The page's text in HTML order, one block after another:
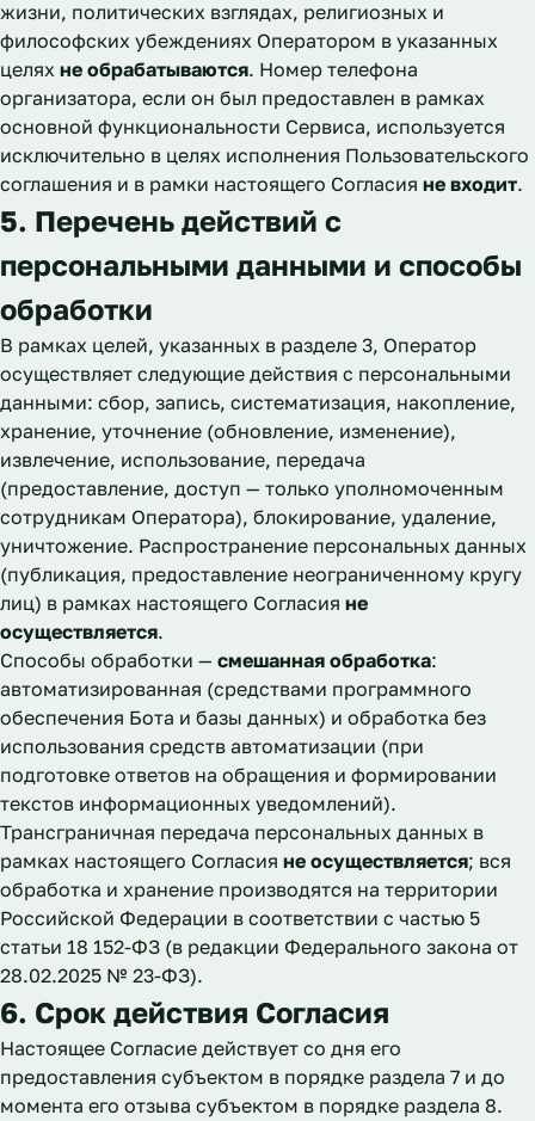
жизни, политических взглядах, религиозных и
философских убеждениях Оператором в указанных
целях не обрабатываются. Номер телефона
организатора, если он был предоставлен в рамках
основной функциональности Сервиса, используется
исключительно в целях исполнения Пользовательского
соглашения и в рамки настоящего Согласия не входит.
5. Перечень действий с
персональными данными и способы
обработки
В рамках целей, указанных в разделе 3, Оператор
осуществляет следующие действия с персональными
данными: сбор, запись, систематизация, накопление,
хранение, уточнение (обновление, изменение),
извлечение, использование, передача
(предоставление, доступ — только уполномоченным
сотрудникам Оператора), блокирование, удаление,
уничтожение. Распространение персональных данных
(публикация, предоставление неограниченному кругу
лиц) в рамках настоящего Согласия не
осуществляется.
Способы обработки — смешанная обработка:
автоматизированная (средствами программного
обеспечения Бота и базы данных) и обработка без
использования средств автоматизации (при
подготовке ответов на обращения и формировании
текстов информационных уведомлений).
Трансграничная передача персональных данных в
рамках настоящего Согласия не осуществляется; вся
обработка и хранение производятся на территории
Российской Федерации в соответствии с частью 5
статьи 18 152-ФЗ (в редакции Федерального закона от
28.02.2025 № 23-ФЗ).
6. Срок действия Согласия
Настоящее Согласие действует со дня его
предоставления субъектом в порядке раздела 7 и до
момента его отзыва субъектом в порядке раздела 8.